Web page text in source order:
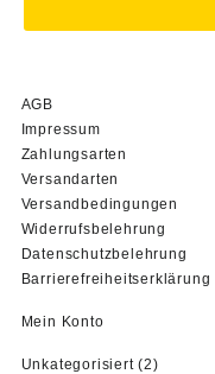
AGB
Impressum
Zahlungsarten
Versandarten
Versandbedingungen
Widerrufsbelehrung
Datenschutzbelehrung
Barrierefreiheitserklärung
Mein Konto
Unkategorisiert 22